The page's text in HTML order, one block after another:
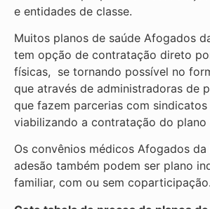
e entidades de classe.
Muitos planos de saúde Afogados
tem opção de contratação direto
físicas, se tornando possível no
que através de administradoras de
que fazem parcerias com sindicatos
viabilizando a contratação do plano
Os convênios médicos Afogados
adesão também podem ser plano
familiar, com ou sem coparticipação.